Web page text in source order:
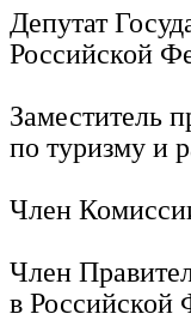
Депутат
Российской
Заместитель
по туризму и
Член
Член
в Российской